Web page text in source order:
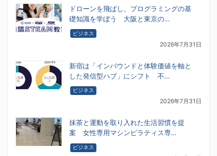
ドローンを飛ばし、プログラミングの基
礎知識を学ぼう 大阪と東京の…
ビジネス
2026年7月31日
新宿は「インバウンドと体験価値を軸と
した発信型ハブ」にシフト 不…
ビジネス
2026年7月31日
抹茶と運動を取り入れた生活習慣を提
案 女性専用マシンピラティス専…
ビジネス